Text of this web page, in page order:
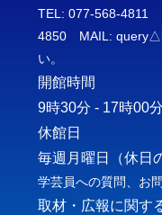
TEL: 077-568-4811
4850 MAIL:
い。
開館時間
9時30分 - 17時00分
休館日
毎週月曜日（休日
学芸員への質問、お
取材・広報に関す